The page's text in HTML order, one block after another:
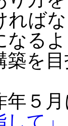
れば
なる
築を
年５
て」